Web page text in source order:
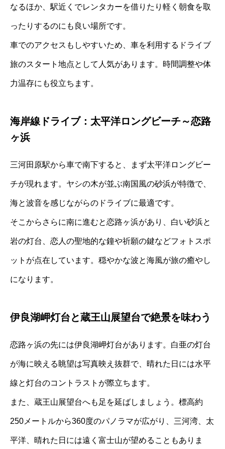
なるほか、駅近くでレンタカーを借りたり軽く朝食を取
ったりするのにも良い場所です。
車でのアクセスもしやすいため、車を利用するドライブ
旅のスタート地点として人気があります。時間調整や体
力温存にも役立ちます。
海岸線ドライブ：太平洋ロングビーチ～恋路
ヶ浜
三河田原駅から車で南下すると、まず太平洋ロングビー
チが現れます。ヤシの木が並ぶ南国風の砂浜が特徴で、
海と波音を感じながらのドライブに最適です。
そこからさらに南に進むと恋路ヶ浜があり、白い砂浜と
岩の灯台、恋人の聖地的な鐘や祈願の鍵などフォトスポ
ットが点在しています。穏やかな波と海風が旅の癒やし
になります。
伊良湖岬灯台と蔵王山展望台で絶景を味わう
恋路ヶ浜の先には伊良湖岬灯台があります。白亜の灯台
が海に映える眺望は写真映え抜群で、晴れた日には水平
線と灯台のコントラストが際立ちます。
また、蔵王山展望台へも足を延ばしましょう。標高約
250メートルから360度のパノラマが広がり、三河湾、太
平洋、晴れた日には遠く富士山が望めることもありま